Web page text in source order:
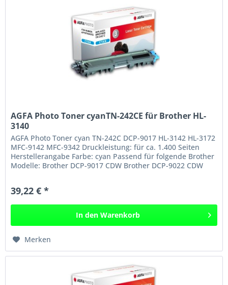
AGFA Photo Toner cyanTN-242CE für Brother HL-
3140
AGFA Photo Toner cyan TN-242C DCP-9017 HL-3142 HL-3172
MFC-9142 MFC-9342 Druckleistung: für ca. 1.400 Seiten
Herstellerangabe Farbe: cyan Passend für folgende Brother
Modelle: Brother DCP-9017 CDW Brother DCP-9022 CDW
39,22 € *
In den Warenkorb
Merken